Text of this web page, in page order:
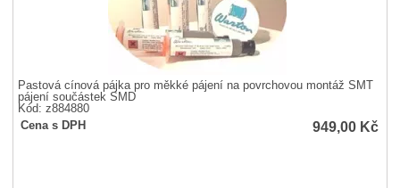
Pastová cínová pájka pro měkké pájení na povrchovou montáž SMT
pájení součástek SMD
Kód: z884880
Cena s DPH
949,00 Kč